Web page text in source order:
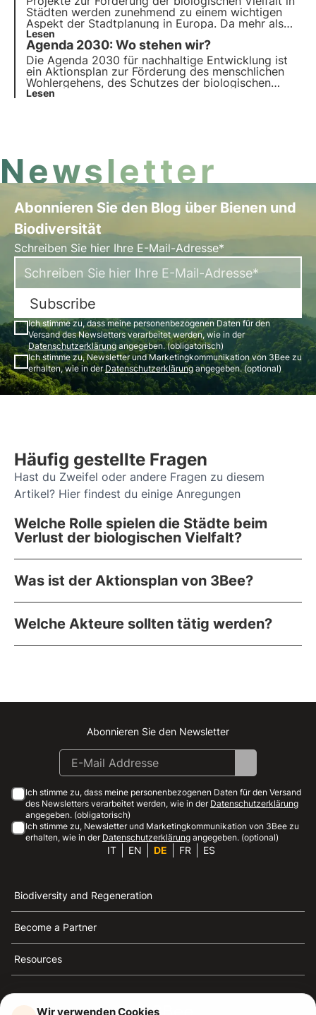
Auswirkungen menschlicher Aktivitäten auf die
Umwelt zu verringern.
Städten werden zunehmend zu einem wichtigen
Aspekt der Stadtplanung in Europa. Da mehr als
70% der weltweiten Kohlenstoffemissionen auf
Städte entfallen, ist es unerlässlich geworden,
grüne Lösungen zu entwickeln.
Lesen
Agenda 2030: Wo stehen wir?
Die Agenda 2030 für nachhaltige Entwicklung ist
ein Aktionsplan zur Förderung des menschlichen
Wohlergehens, des Schutzes der biologischen
Vielfalt und des wirtschaftlichen Wohlstands. Wir
Lesen
Newsletter
Abonnieren Sie den Blog über Bienen und
Biodiversität
Schreiben Sie hier Ihre E-Mail-Adresse*
Subscribe
Ich stimme zu, dass meine personenbezogenen Daten für den
Versand des Newsletters verarbeitet werden, wie in der
Datenschutzerklärungangegeben. (obligatorisch)
Ich stimme zu, Newsletter und Marketingkommunikation von 3Bee zu
erhalten, wie in derDatenschutzerklärungangegeben. (optional)
Häufig gestellte Fragen
Hast du Zweifel oder andere Fragen zu diesem
Artikel? Hier findest du einige Anregungen
Welche Rolle spielen die Städte beim
Verlust der biologischen Vielfalt?
Was ist der Aktionsplan von 3Bee?
Welche Akteure sollten tätig werden?
Instagram
Facebook
Linkedin
Youtube
Abonnieren Sie den Newsletter
Ich stimme zu, dass meine personenbezogenen Daten für den Versand
des Newsletters verarbeitet werden, wie in der Datenschutzerklärung
angegeben. (obligatorisch)
Ich stimme zu, Newsletter und Marketingkommunikation von 3Bee zu
erhalten, wie in der Datenschutzerklärung angegeben. (optional)
IT EN DE FR ES
Biodiversity and Regeneration
Become a Partner
Resources
Wir verwenden Cookies